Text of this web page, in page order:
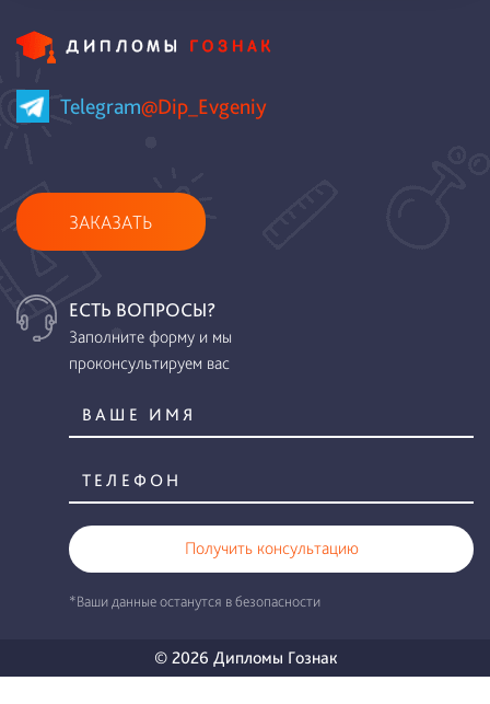
Telegram@Dip_Evgeniy
ЗАКАЗАТЬ
ЕСТЬ ВОПРОСЫ?
Заполните форму и мы
проконсультируем вас
Получить консультацию
*Ваши данные останутся в безопасности
© 2026 Дипломы Гознак